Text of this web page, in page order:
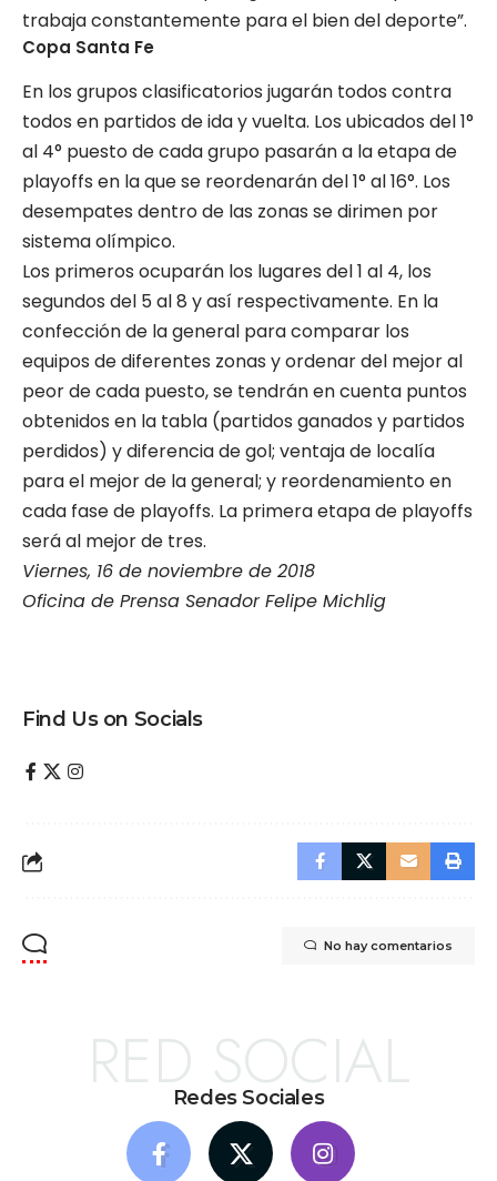
trabaja constantemente para el bien del deporte”.
Copa Santa Fe
En los grupos clasificatorios jugarán todos contra
todos en partidos de ida y vuelta. Los ubicados del 1°
al 4° puesto de cada grupo pasarán a la etapa de
playoffs en la que se reordenarán del 1° al 16°. Los
desempates dentro de las zonas se dirimen por
sistema olímpico.
Los primeros ocuparán los lugares del 1 al 4, los
segundos del 5 al 8 y así respectivamente. En la
confección de la general para comparar los
equipos de diferentes zonas y ordenar del mejor al
peor de cada puesto, se tendrán en cuenta puntos
obtenidos en la tabla (partidos ganados y partidos
perdidos) y diferencia de gol; ventaja de localía
para el mejor de la general; y reordenamiento en
cada fase de playoffs. La primera etapa de playoffs
será al mejor de tres.
Viernes, 16 de noviembre de 2018
Oficina de Prensa Senador Felipe Michlig
Find Us on Socials
No hay comentarios
Redes Sociales
RED SOCIAL